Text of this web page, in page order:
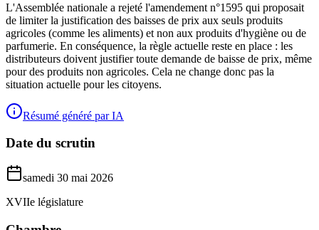
L'Assemblée nationale a rejeté l'amendement n°1595 qui proposait
de limiter la justification des baisses de prix aux seuls produits
agricoles (comme les aliments) et non aux produits d'hygiène ou de
parfumerie. En conséquence, la règle actuelle reste en place : les
distributeurs doivent justifier toute demande de baisse de prix, même
pour des produits non agricoles. Cela ne change donc pas la
situation actuelle pour les citoyens.
Résumé généré par IA
Date du scrutin
samedi 30 mai 2026
XVIIe législature